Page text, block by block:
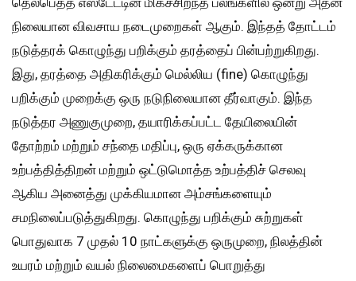
நிலையான விவசாய நடைமுறைகள் ஆகும். இந்தத் தோட்டம்
நடுத்தரக் கொழுந்து பறிக்கும் தரத்தைப் பின்பற்றுகிறது.
இது, தரத்தை அதிகரிக்கும் மெல்லிய (fine) கொழுந்து
பறிக்கும் முறைக்கு ஒரு நடுநிலையான தீர்வாகும். இந்த
நடுத்தர அணுகுமுறை, தயாரிக்கப்பட்ட தேயிலையின்
தோற்றம் மற்றும் சந்தை மதிப்பு, ஒரு ஏக்கருக்கான
உற்பத்தித்திறன் மற்றும் ஒட்டுமொத்த உற்பத்திச் செலவு
ஆகிய அனைத்து முக்கியமான அம்சங்களையும்
சமநிலைப்படுத்துகிறது. கொழுந்து பறிக்கும் சுற்றுகள்
பொதுவாக 7 முதல் 10 நாட்களுக்கு ஒருமுறை, நிலத்தின்
உயரம் மற்றும் வயல் நிலைமைகளைப் பொறுத்து